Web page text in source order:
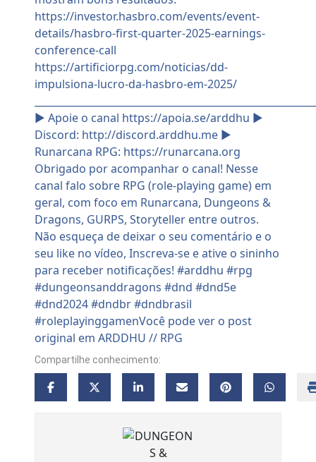
Compartilhe conhecimento: